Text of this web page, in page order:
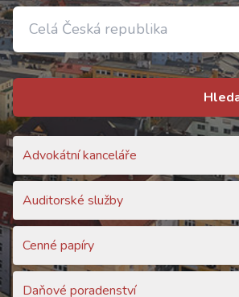
Advokátní kanceláře
Auditorské služby
Cenné papíry
Daňové poradenství